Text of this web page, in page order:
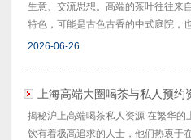
生意、交流思想。高端的茶叶往往来
特色，可能是古色古香的中式庭院，
2026-06-26
上海高端大圈喝茶与私人预约
揭秘沪上高端喝茶私人资源 在繁华
饮有着极高追求的人士，他们热衷于